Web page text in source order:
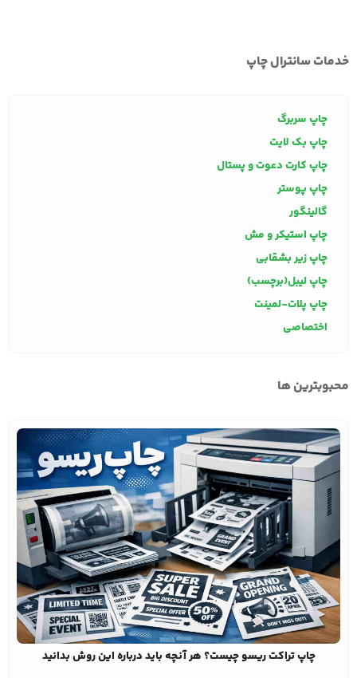
خدمات سانترال چاپ
چاپ سربرگ
چاپ بک لایت
چاپ کارت دعوت و پستال
چاپ پوستر
گالینگور
چاپ استیکر و مش
چاپ زیر بشقابی
چاپ لیبل(برچسب)
چاپ پلات-لمینت
اختصاصی
محبوبترین ها
چاپ تراکت ریسو چیست؟ هر آنچه باید درباره این روش بدانید